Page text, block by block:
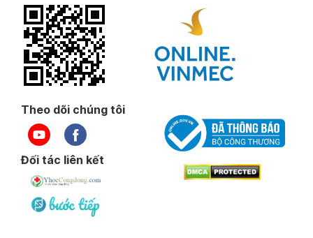
Theo dõi chúng tôi
Đối tác liên kết